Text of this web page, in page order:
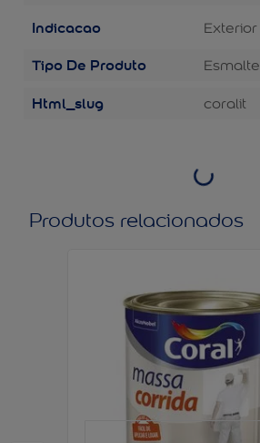
Indicacao Exterior
Tipo De Produto Esmalte
Html_slug coralit
Produtos relacionados